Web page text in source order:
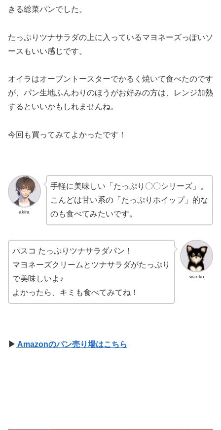
きる総菜パンでした。
たっぷりツナサラダの上に入っているマヨネーズっぽいソ
ースもいい感じです。
オイラはオーブントースターでかるく焼いて食べたのです
が、パン生地ふんわりのほうがお好みの方は、レンジ加熱
するといいかもしれませんね。
今回も買ってみてよかったです！
akira
手軽に美味しい「たっぷり〇〇シリーズ」。
こんどは甘い系の「たっぷりホイップ」的な
のも食べてみたいです。
wanko
パスコ たっぷりツナサラダパン！
マヨネーズクリームとツナサラダがたっぷり
で美味しいよ♪
よかったら、キミも食べてみてね！
▶ Amazonのパン売り場はこちら